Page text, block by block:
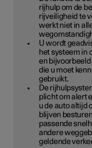
rijhulp om de
rijveiligheid te
werkt niet in
U wordt
het systeem in
en bijvoorbeeld
die u moet
gebruikt.
De
plicht om alert
u de auto altijd
blijven
passende
andere
geldende